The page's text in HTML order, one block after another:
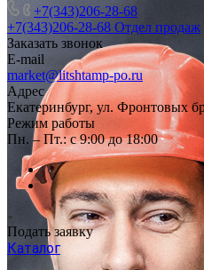
+7(343)206-28-68
+7(343)206-28-68 Отдел продаж
Заказать звонок
E-mail
market@litshtamp-po.ru
Адрес
Екатеринбург, ул. Фронтовых
Режим работы
Пн. – Пт.: с 9:00 до 18:00
Подать заявку
Каталог